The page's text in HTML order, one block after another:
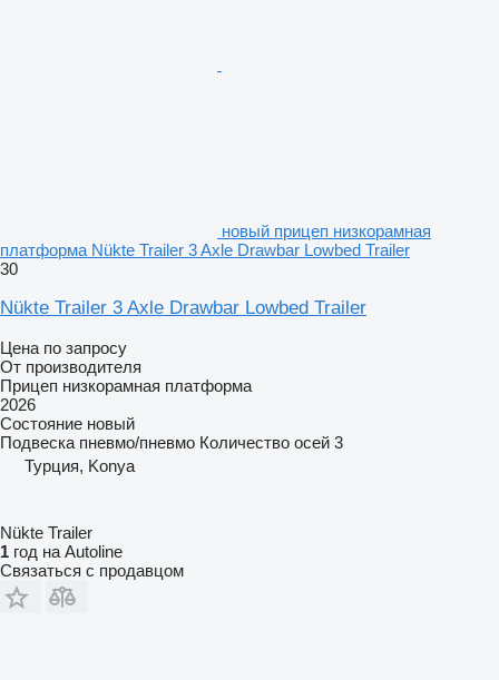
новый прицеп низкорамная
платформа Nükte Trailer 3 Axle Drawbar Lowbed Trailer
30
Nükte Trailer 3 Axle Drawbar Lowbed Trailer
Цена по запросу
От производителя
Прицеп низкорамная платформа
2026
Состояние новый
Подвеска пневмо/пневмо Количество осей 3
Турция, Konya
Nükte Trailer
1 год на Autoline
Связаться с продавцом